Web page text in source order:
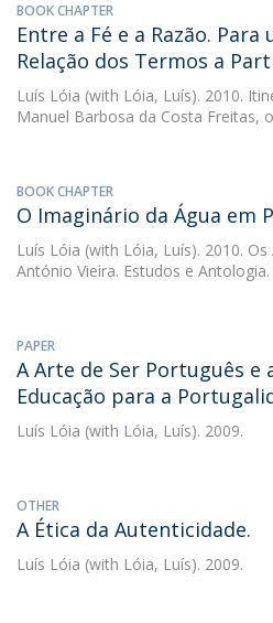
BOOK CHAPTER
Entre a Fé e a Razão.
Relação dos Termos a
Luís Lóia (with Lóia, Luís). 2010.
Manuel Barbosa da Costa Freitas,
BOOK CHAPTER
O Imaginário da Água em
Luís Lóia (with Lóia, Luís). 2010.
António Vieira. Estudos e Antologia.
PAPER
A Arte de Ser Português e
Educação para a
Luís Lóia (with Lóia, Luís). 2009.
OTHER
A Ética da Autenticidade.
Luís Lóia (with Lóia, Luís). 2009.